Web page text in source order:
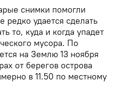
снимки помогли
редко удается сделать
то, куда и когда упадет
мусора. По
на Землю 13 ноября
от берегов острова
в 11.50 по местному